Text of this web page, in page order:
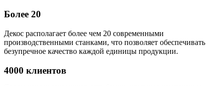
Более 20
Декос располагает более чем 20 современными
производственными станками, что позволяет обеспечивать
безупречное качество каждой единицы продукции.
4000 клиентов